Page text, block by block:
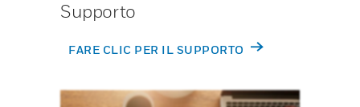
Supporto
FARE CLIC PER IL SUPPORTO